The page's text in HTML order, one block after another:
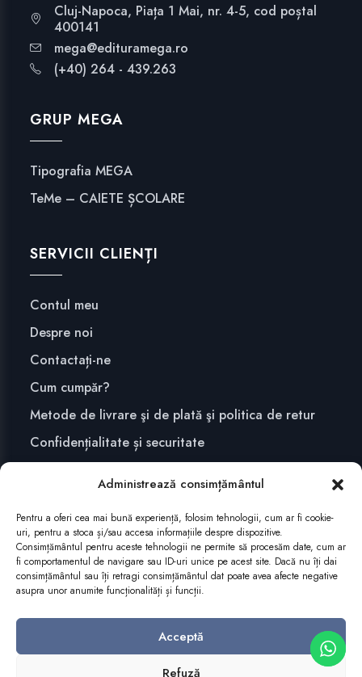
Administrează consimțământul
Pentru a oferi cea mai bună experiență, folosim tehnologii, cum ar fi cookie-
uri, pentru a stoca și/sau accesa informațiile despre dispozitive.
Consimțământul pentru aceste tehnologii ne permite să procesăm date, cum ar
fi comportamentul de navigare sau ID-uri unice pe acest site. Dacă nu îți dai
consimțământul sau îți retragi consimțământul dat poate avea afecte negative
asupra unor anumite funcționalități și funcții.
Acceptă
Refuză
Cluj-Napoca, Piața 1 Mai, nr. 4-5, cod poștal
400141
mega@edituramega.ro
(+40) 264 - 439.263
GRUP MEGA
Tipografia MEGA
TeMe – CAIETE ȘCOLARE
SERVICII CLIENȚI
Contul meu
Despre noi
Contactați-ne
Cum cumpăr?
Metode de livrare şi de plată şi politica de retur
Confidențialitate și securitate